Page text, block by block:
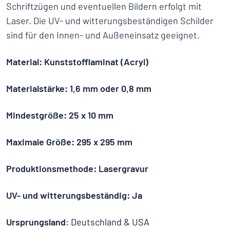
Schriftzügen und eventuellen Bildern erfolgt mit
Laser. Die UV- und witterungsbeständigen Schilder
sind für den Innen- und Außeneinsatz geeignet.
Material: Kunststofflaminat (Acryl)
Materialstärke: 1,6 mm oder 0,8 mm
Mindestgröße: 25 x 10 mm
Maximale Größe: 295 x 295 mm
Produktionsmethode: Lasergravur
UV- und witterungsbeständig: Ja
Ursprungsland: Deutschland & USA